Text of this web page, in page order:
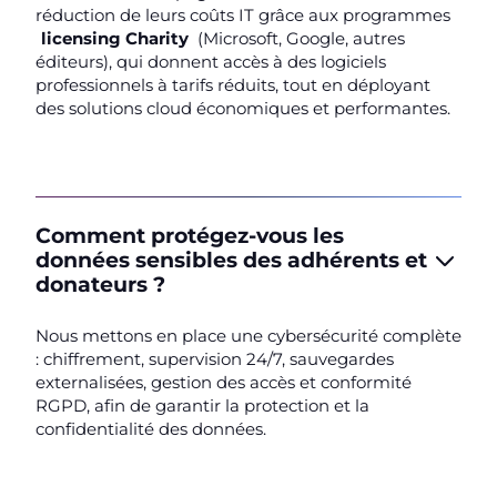
réduction de leurs coûts IT grâce aux programmes
licensing Charity (Microsoft, Google, autres
éditeurs), qui donnent accès à des logiciels
professionnels à tarifs réduits, tout en déployant
des solutions cloud économiques et performantes.
Comment protégez-vous les
données sensibles des adhérents et
donateurs ?
Nous mettons en place une cybersécurité complète
: chiffrement, supervision 24/7, sauvegardes
externalisées, gestion des accès et conformité
RGPD, afin de garantir la protection et la
confidentialité des données.